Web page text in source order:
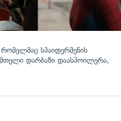
სპაიდერმენის
მთელი დარბაზი დაასპოილერა,